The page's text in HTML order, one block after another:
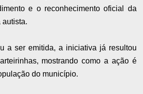
e o reconhecimento oficial da
autista.
a ser emitida, a iniciativa já resultou
mostrando como a ação é
do município.